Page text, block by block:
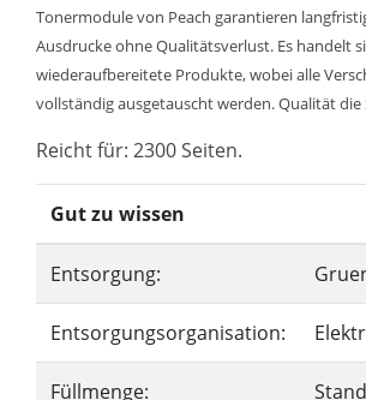
Tonermodule von Peach garantieren
Ausdrucke ohne Qualitätsverlust. Es handelt
wiederaufbereitete Produkte, wobei alle
vollständig ausgetauscht werden. Qualität die
Reicht für: 2300 Seiten.
Gut zu wissen
Entsorgung:
Entsorgungsorganisation:
Füllmenge: